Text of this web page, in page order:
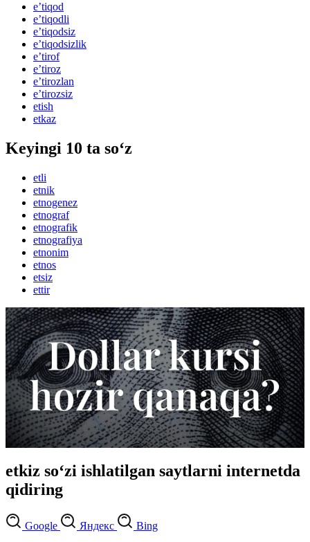
eʼtiqod
eʼtiqodli
eʼtiqodsiz
eʼtiqodsizlik
eʼtirof
eʼtiroz
eʼtirozlan
eʼtirozsiz
etish
etkaz
Keyingi 10 ta so‘z
etli
etnik
etnogenez
etnograf
etnografik
etnografiya
etnonim
etnos
etsiz
ettir
etkiz so‘zi ishlatilgan saytlarni internetda
qidiring
Google Яндекс Bing